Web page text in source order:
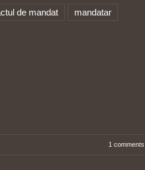
de mandat
mandatar
1 comments